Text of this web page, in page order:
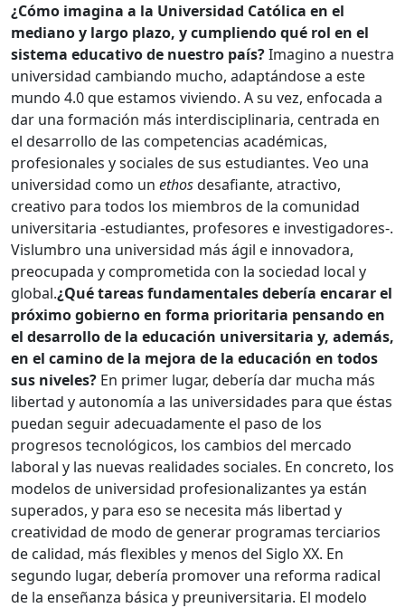
¿Cómo imagina a la Universidad Católica en el
mediano y largo plazo, y cumpliendo qué rol en el
sistema educativo de nuestro país?Imagino a nuestra
universidad cambiando mucho, adaptándose a este
mundo 4.0 que estamos viviendo. A su vez, enfocada a
dar una formación más interdisciplinaria, centrada en
el desarrollo de las competencias académicas,
profesionales y sociales de sus estudiantes. Veo una
universidad como un ethosdesafiante, atractivo,
creativo para todos los miembros de la comunidad
universitaria -estudiantes, profesores e investigadores-.
Vislumbro una universidad más ágil e innovadora,
preocupada y comprometida con la sociedad local y
global.¿Qué tareas fundamentales debería encarar el
próximo gobierno en forma prioritaria pensando en
el desarrollo de la educación universitaria y, además,
en el camino de la mejora de la educación en todos
sus niveles? En primer lugar, debería dar mucha más
libertad y autonomía a las universidades para que éstas
puedan seguir adecuadamente el paso de los
progresos tecnológicos, los cambios del mercado
laboral y las nuevas realidades sociales. En concreto, los
modelos de universidad profesionalizantes ya están
superados, y para eso se necesita más libertad y
creatividad de modo de generar programas terciarios
de calidad, más flexibles y menos del Siglo XX. En
segundo lugar, debería promover una reforma radical
de la enseñanza básica y preuniversitaria. El modelo